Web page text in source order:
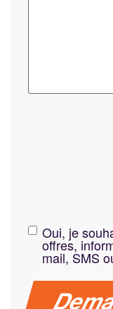
Oui, je
offres,
mail, SMS